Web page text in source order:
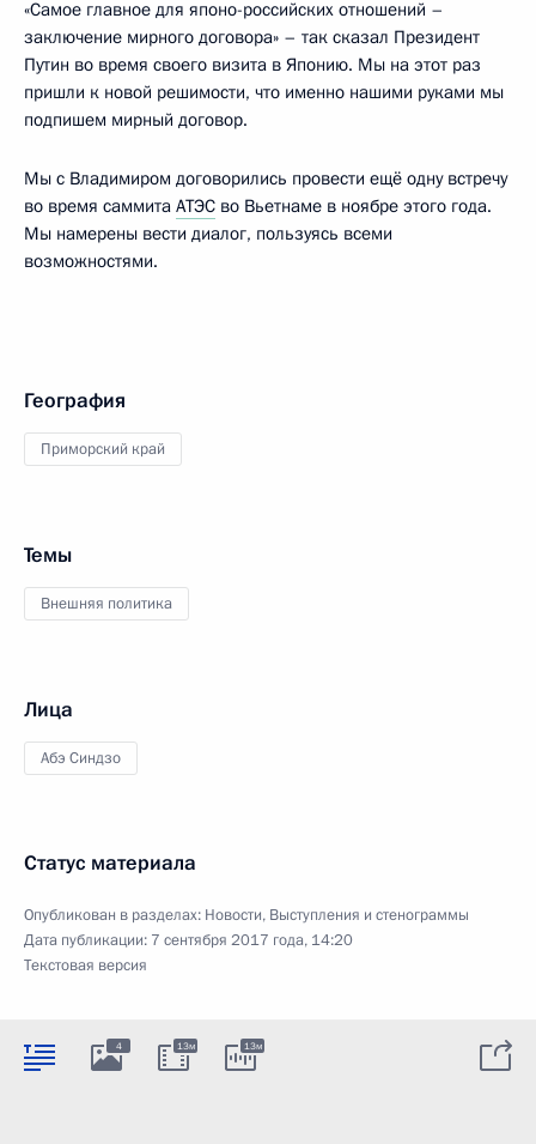
«Самое главное для японо-российских отношений –
заключение мирного договора» – так сказал Президент
Путин во время своего визита в Японию. Мы на этот раз
пришли к новой решимости, что именно нашими руками мы
подпишем мирный договор.
Мы с Владимиром договорились провести ещё одну встречу
во время саммита АТЭС во Вьетнаме в ноябре этого года.
Мы намерены вести диалог, пользуясь всеми
возможностями.
География
Приморский край
Темы
Внешняя политика
Лица
Абэ Синдзо
Статус материала
Опубликован в разделах: Новости, Выступления и стенограммы
Дата публикации: 7 сентября 2017 года, 14:20
Текстовая версия
4 13м 13м